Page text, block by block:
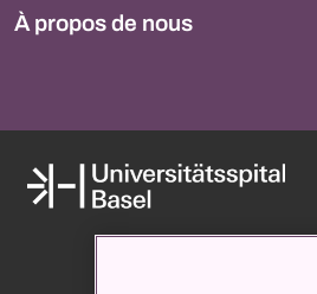
À propos de nous